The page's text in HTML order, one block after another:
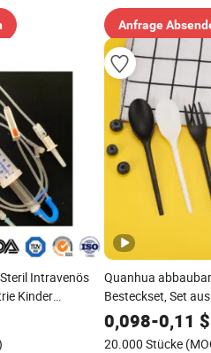
Anfrage
Intravenös
Kinder
Cc Einweg
mit ISO, CE mit
Quanhua
Besteckset, Set
und Löffeln,
0,098-0,11 $
20.000 Stücke